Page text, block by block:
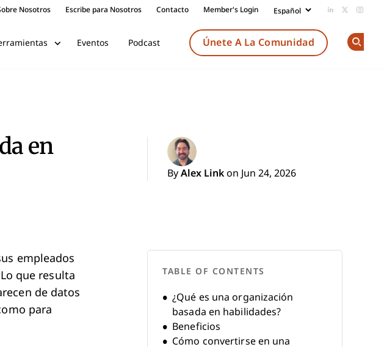
Nosotros Escribe para Nosotros Contacto Member's Login Add us on
Follow
Eventos Podcast Únete A La Comunidad
en
By Alex Link on Jun 24, 2026
empleados
que resulta
de datos
para
TABLE OF CONTENTS
¿Qué es una organización
basada en habilidades?
Beneficios
Cómo convertirse en una